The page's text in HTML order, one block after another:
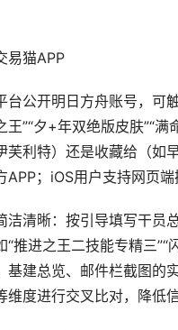
易猫APP
台公开明日方舟账号，可
王”“夕+年双绝版皮肤”“
芙利特）还是收藏给（如
APP；iOS用户支持网页
洁清晰：按引导填写干员
“推进之王二技能专精三
基建总览、邮件栏截图的
维度进行交叉比对，降低